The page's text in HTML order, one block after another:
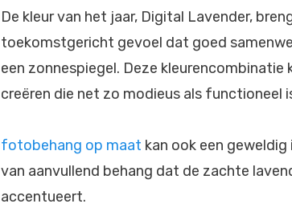
De kleur van het jaar, Digital Lavender,
toekomstgericht gevoel dat goed
een zonnespiegel. Deze kleurencombinatie
creëren die net zo modieus als functioneel
fotobehang op maat kan ook een
van aanvullend behang dat de zachte
accentueert.